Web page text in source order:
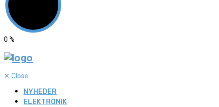
0 %
✕ Close
NYHEDER
ELEKTRONIK